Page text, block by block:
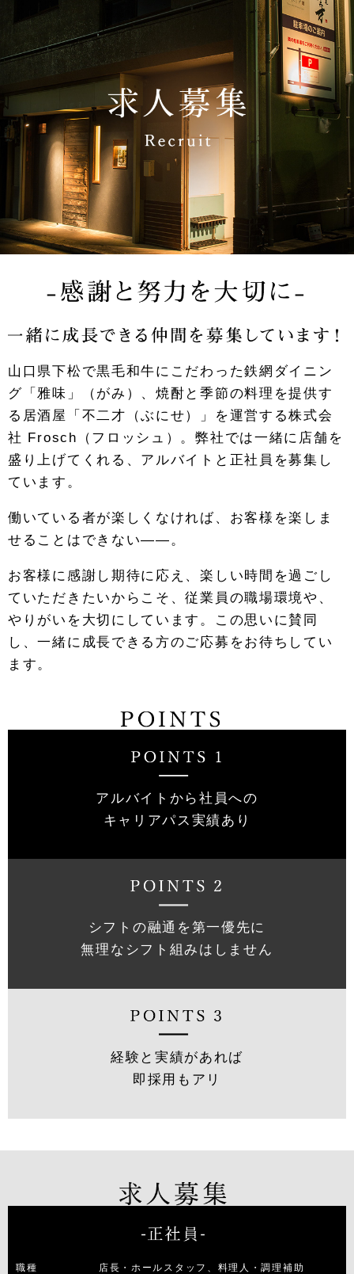
山口県下松で黒毛和牛にこだわった鉄網ダイニン
グ「雅味」（がみ）、焼酎と季節の料理を提供す
る居酒屋「不二才（ぶにせ）」を運営する株式会
社 Frosch（フロッシュ）。弊社では一緒に店舗を
盛り上げてくれる、アルバイトと正社員を募集し
ています。
働いている者が楽しくなければ、お客様を楽しま
せることはできない――。
お客様に感謝し期待に応え、楽しい時間を過ごし
ていただきたいからこそ、従業員の職場環境や、
やりがいを大切にしています。この思いに賛同
し、一緒に成長できる方のご応募をお待ちしてい
ます。
アルバイトから社員への
キャリアパス実績あり
シフトの融通を第一優先に
無理なシフト組みはしません
経験と実績があれば
即採用もアリ
職種 店長・ホールスタッフ、料理人・調理補助